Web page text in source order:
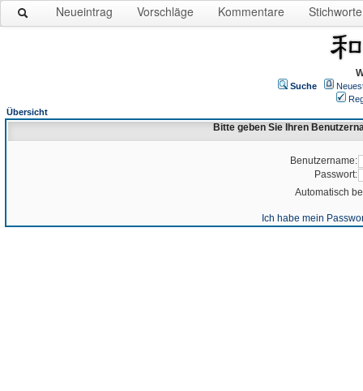
Neueintrag Vorschläge Kommentare Stichworte
Suche
Übersicht
Bitte geben Sie Ihren
Benutzername:
Passwort:
Automatisch
Ich habe mein